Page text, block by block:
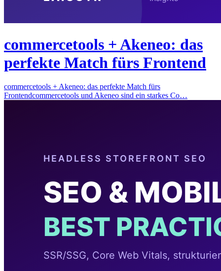
commercetools + Akeneo: das
perfekte Match fürs Frontend
commercetools + Akeneo: das perfekte Match fürs
Frontendcommercetools und Akeneo sind ein starkes Co…